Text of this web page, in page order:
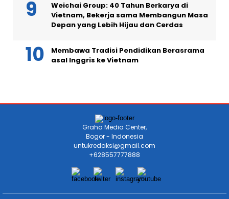
Weichai Group: 40 Tahun Berkarya di
Vietnam, Bekerja sama Membangun Masa
Depan yang Lebih Hijau dan Cerdas
Membawa Tradisi Pendidikan Berasrama
asal Inggris ke Vietnam
Graha Media Center,
Bogor - Indonesia
untukredaksi@gmail.com
+628557777888